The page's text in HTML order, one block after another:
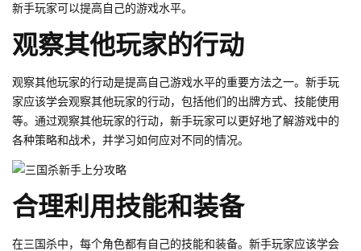
新手玩家可以提高自己的游戏水平。
观察其他玩家的行动
观察其他玩家的行动是提高自己游戏水平的重要方法之一。新手玩
家应该学会观察其他玩家的行动，包括他们的出牌方式、技能使用
等。通过观察其他玩家的行动，新手玩家可以更好地了解游戏中的
各种策略和战术，并学习如何应对不同的情况。
合理利用技能和装备
在三国杀中，每个角色都有自己的技能和装备。新手玩家应该学会